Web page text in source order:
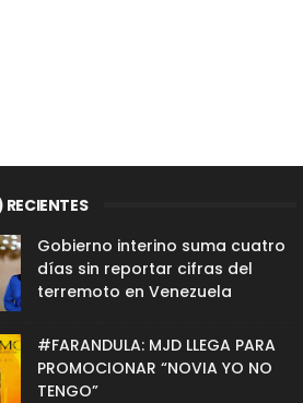
Gobierno interino suma cuatro
días sin reportar cifras del
terremoto en Venezuela
#FARANDULA: MJD LLEGA PARA
PROMOCIONAR “NOVIA YO NO
TENGO”